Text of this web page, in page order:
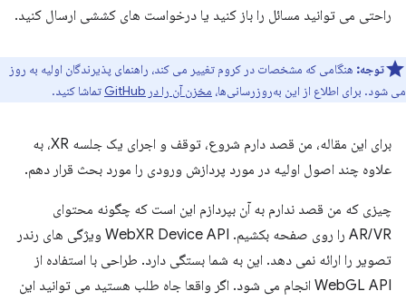
راحتی می توانید مسائل را باز کنید یا درخواست های کششی ارسال کنید.
توجه: هنگامی که مشخصات در کروم تغییر می کند، راهنمای پذیرندگان اولیه به روز
می شود. برای اطلاع از این به‌روزرسانی‌ها، مخزن آن را در GitHub تماشا کنید.
برای این مقاله، من قصد دارم شروع، توقف و اجرای یک جلسه XR، به
علاوه چند اصول اولیه در مورد پردازش ورودی را مورد بحث قرار دهم.
چیزی که من قصد ندارم به آن بپردازم این است که چگونه محتوای
AR/VR را روی صفحه بکشیم. WebXR Device API ویژگی های رندر
تصویر را ارائه نمی دهد. این به شما بستگی دارد. طراحی با استفاده از
WebGL API انجام می شود. اگر واقعا جاه طلب هستید می توانید این